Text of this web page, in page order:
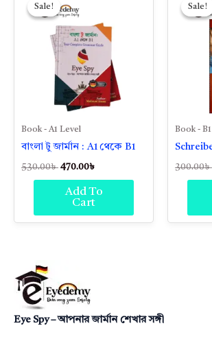
Sale!
Sale!
Book - A1 Level
বাংলা টু জার্মান : A1 থেকে B1
530.00৳
was:
530.00৳ .
470.00৳
470.00৳ .
Add To
Cart
Sale!
Sale!
Book -
300.00৳
Eye Spy – আপনার জার্মান শেখার সঙ্গী